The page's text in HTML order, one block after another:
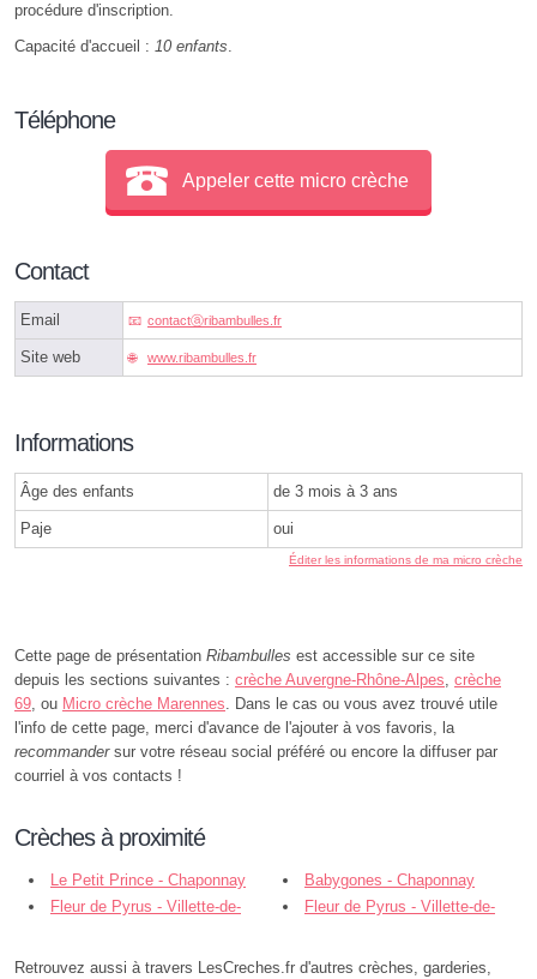
procédure d'inscription.
Capacité d'accueil : 10 enfants.
Téléphone
Appeler cette micro crèche
Contact
Email contactⓐribambulles.fr
Site web www.ribambulles.fr
Informations
Âge des enfants de 3 mois à 3 ans
Paje oui
Éditer les informations de ma micro crèche
Cette page de présentation Ribambulles est accessible sur ce site
depuis les sections suivantes : crèche Auvergne-Rhône-Alpes, crèche
69, ou Micro crèche Marennes. Dans le cas ou vous avez trouvé utile
l'info de cette page, merci d'avance de l'ajouter à vos favoris, la
recommandersur votre réseau social préféré ou encore la diffuser par
courriel à vos contacts !
Crèches à proximité
Le Petit Prince - Chaponnay
Babygones - Chaponnay
Fleur de Pyrus - Villette-de-
Fleur de Pyrus - Villette-de-
Retrouvez aussi à travers LesCreches.fr d'autres crèches, garderies,